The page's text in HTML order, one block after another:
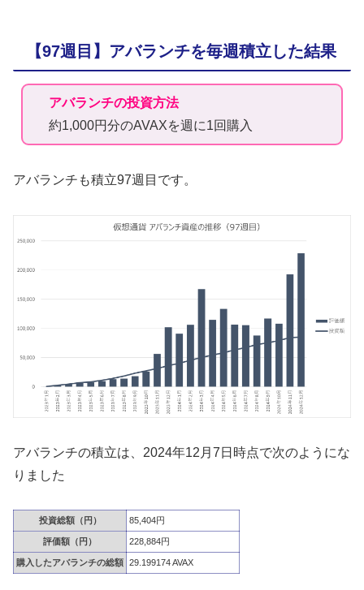
【97週目】アバランチを毎週積立した結果
アバランチの投資方法
約1,000円分のAVAXを週に1回購入
アバランチも積立97週目です。
アバランチの積立は、2024年12月7日時点で次のようにな
りました
投資総額（円） 85,404円
評価額（円） 228,884円
購入したアバランチの総額 29.199174 AVAX